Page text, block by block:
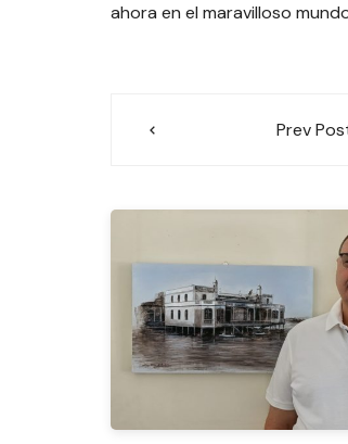
ahora en el maravilloso
NavegaciónPrev